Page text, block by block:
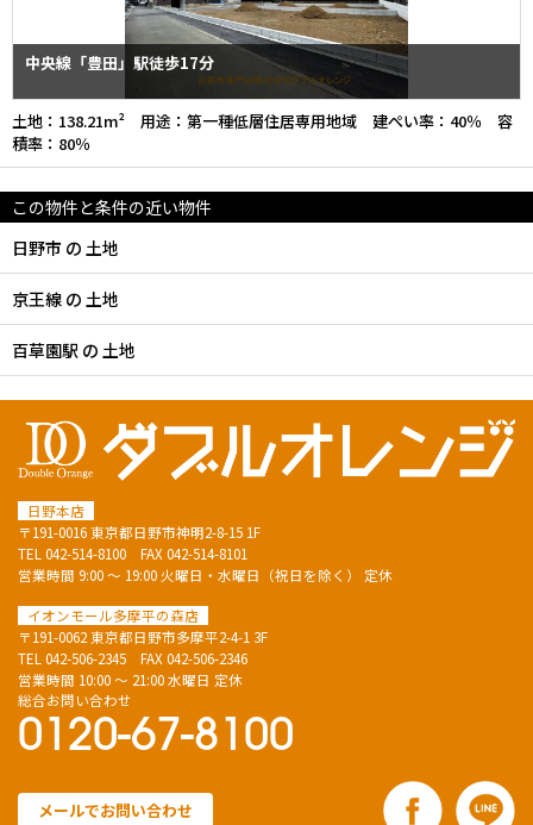
中央線「豊田」駅徒歩17分
土地：138.21m² 用途：第一種低層住居専用地域 建ぺい率：40％ 容
積率：80％
この物件と条件の近い物件
日野市 の 土地
京王線 の 土地
百草園駅 の 土地
日野本店
〒191-0016 東京都日野市神明2-8-15 1F
TEL 042-514-8100 FAX 042-514-8101
営業時間 9:00 ～ 19:00 火曜日・水曜日（祝日を除く） 定休
イオンモール多摩平の森店
〒191-0062 東京都日野市多摩平2-4-1 3F
TEL 042-506-2345 FAX 042-506-2346
営業時間 10:00 ～ 21:00 水曜日 定休
総合お問い合わせ
0120-67-8100
メールでお問い合わせ